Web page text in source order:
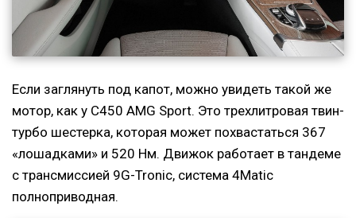
Если заглянуть под капот, можно увидеть такой же
мотор, как у C450 AMG Sport. Это трехлитровая твин-
турбо шестерка, которая может похвастаться 367
«лошадками» и 520 Нм. Движок работает в тандеме
с трансмиссией 9G-Tronic, система 4Matic
полноприводная.